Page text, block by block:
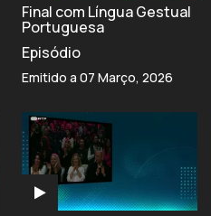
Final com Língua Gestual
Portuguesa
Episódio
Emitido a 07 Março, 2026